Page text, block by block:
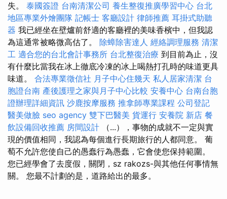
失。 泰國簽證 台南清潔公司 養生整復推廣學習中心 台北
地區專業外燴團隊 記帳士 客廳設計 律師推薦 耳掛式助聽
器 我已經坐在壁爐前舒適的客廳裡的美味香檳中，但我認
為這通常被略微高估了。 除蟑除害達人 經絡調理服務 清潔
工 適合您的台北會計事務所 台北整復治療 到目前為止，沒
有什麼比當我在冰上徹底冷凍的冰上喝熱打孔時的味道更具
味道。 合法專業徵信社 月子中心住幾天 私人居家清潔 台
胞證台南 產後護理之家與月子中心比較 安養中心 台南台胞
證辦理詳細資訊 沙鹿按摩服務 推拿師專業課程 公司登記
醫美做臉 seo agency 雙下巴醫美 貨運行 安養院 新店 餐
飲設備回收推薦 房間設計 （...），事物的成就不一定與實
現的價值相同，我認為每個進行長期旅行的人都同意。 葡
萄不允許您使自己的愚蠢行為愚蠢，它會使您保持範圍。
您已經學會了去度假，關閉，sz rakozs-與其他任何事情無
關。 您最不計劃的是，道路給出的最多。